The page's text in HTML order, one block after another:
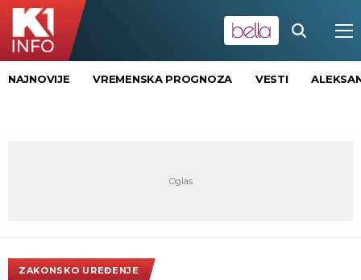
NAJNOVIJE VREMENSKA PROGNOZA VESTI
ZAKONSKO UREĐENJE